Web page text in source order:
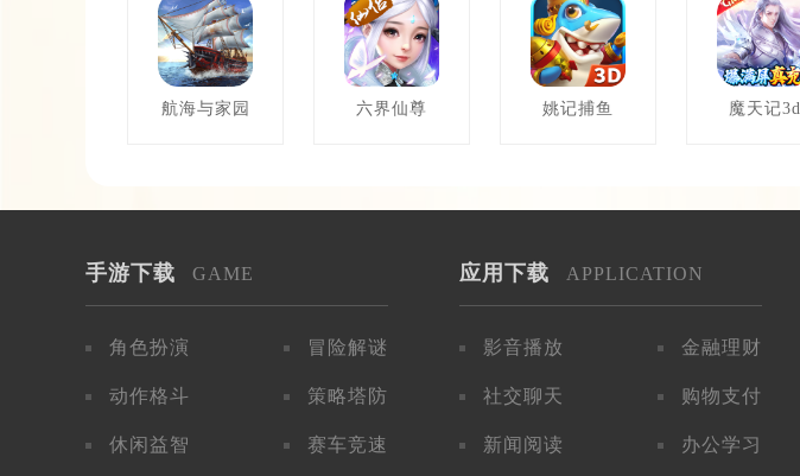
航海与家园 六界仙尊 姚记捕鱼 魔天记3d
手游下载 GAME
角色扮演
动作格斗
休闲益智
冒险解谜
策略塔防
赛车竞速
应用下载 APPLICATION
影音播放
社交聊天
新闻阅读
金融理财
购物支付
办公学习